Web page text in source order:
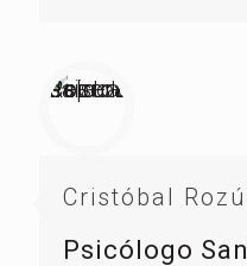
Cristóbal
Psicólogo